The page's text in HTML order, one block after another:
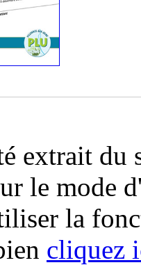
extrait
le mode
la
cliquez